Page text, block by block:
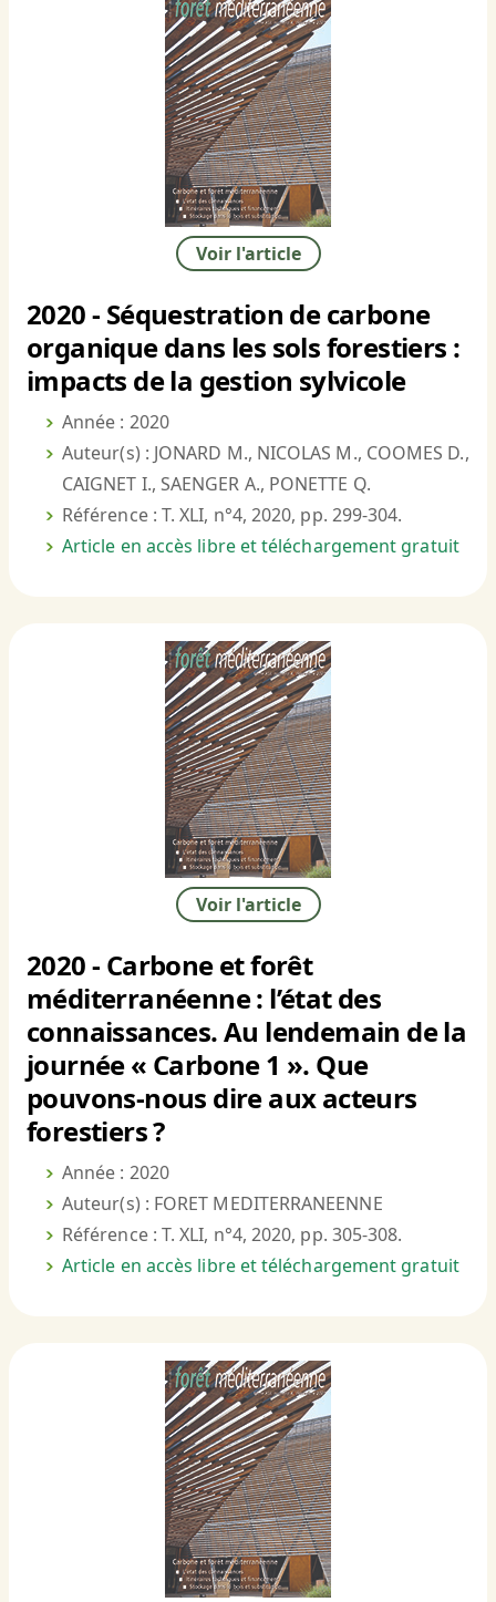
Voir l'article
2020 - Séquestration de carbone
organique dans les sols forestiers :
impacts de la gestion sylvicole
Année : 2020
Auteur(s) : JONARD M., NICOLAS M., COOMES D.,
CAIGNET I., SAENGER A., PONETTE Q.
Référence : T. XLI, n°4, 2020, pp. 299-304.
Article en accès libre et téléchargement gratuit
Voir l'article
2020 - Carbone et forêt
méditerranéenne : l’état des
connaissances. Au lendemain de la
journée « Carbone 1 ». Que
pouvons-nous dire aux acteurs
forestiers ?
Année : 2020
Auteur(s) : FORET MEDITERRANEENNE
Référence : T. XLI, n°4, 2020, pp. 305-308.
Article en accès libre et téléchargement gratuit